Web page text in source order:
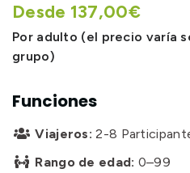
Desde 137,00€
Por adulto (el precio varía
grupo)
Funciones
 Viajeros:2-8
 Rango de edad: 0–99